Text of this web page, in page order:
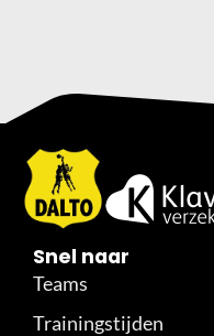
Snel naar
Teams
Trainingstijden